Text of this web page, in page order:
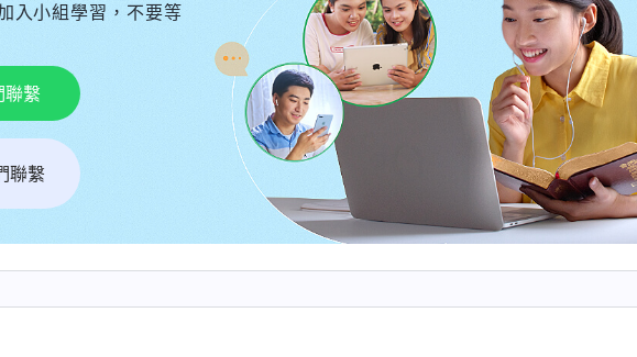
，出現問題還想掩蓋欺騙、推脱責任，臨到對付修理還不接受真理，那
樣了。為什麽你知道自己有敵基督性情却不敢面對呢？為什麽不能用坦
，我知道多少就説多少，即使我做的壞事露餡兒了，上面知道後不用我
清楚』？你怕神家監督、過問工作就證明你寶愛地位勝過寶愛真理，這
一切，這就是敵基督性情。」《話・卷四 揭示敵基督・第八條（二）》神
揭示出來了，我就是太寶愛地位了，我怕帶領發現我盡本分中的問題，
為了保住地位我盡本分處處做在人前，只做面子活，對于該作的關鍵工
作果效下滑，我真是太自私卑鄙了！其實真正有敬畏神之心的人他們
名譽地位受損也要維護教會的工作，他們盡本分能接受神鑒察、接受
入小組學習，不要等
繫
聯繫